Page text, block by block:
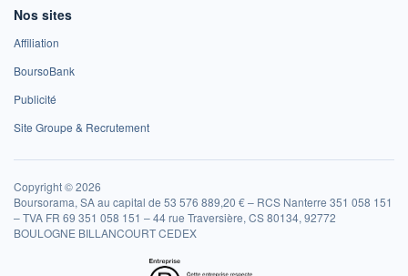
Nos sites
Affiliation
BoursoBank
Publicité
Site Groupe & Recrutement
Copyright © 2026
Boursorama, SA au capital de 53 576 889,20 € – RCS Nanterre 351 058 151
– TVA FR 69 351 058 151 – 44 rue Traversière, CS 80134, 92772
BOULOGNE BILLANCOURT CEDEX